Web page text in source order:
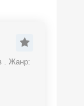
. Жанр: